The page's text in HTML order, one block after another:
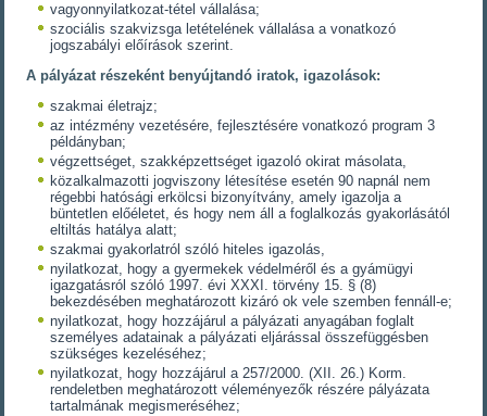
vagyonnyilatkozat-tétel vállalása;
szociális szakvizsga letételének vállalása a vonatkozó
jogszabályi előírások szerint.
A pályázat részeként benyújtandó iratok, igazolások:
szakmai életrajz;
az intézmény vezetésére, fejlesztésére vonatkozó program 3
példányban;
végzettséget, szakképzettséget igazoló okirat másolata,
közalkalmazotti jogviszony létesítése esetén 90 napnál nem
régebbi hatósági erkölcsi bizonyítvány, amely igazolja a
büntetlen előéletet, és hogy nem áll a foglalkozás gyakorlásától
eltiltás hatálya alatt;
szakmai gyakorlatról szóló hiteles igazolás,
nyilatkozat, hogy a gyermekek védelméről és a gyámügyi
igazgatásról szóló 1997. évi XXXI. törvény 15. § (8)
bekezdésében meghatározott kizáró ok vele szemben fennáll-e;
nyilatkozat, hogy hozzájárul a pályázati anyagában foglalt
személyes adatainak a pályázati eljárással összefüggésben
szükséges kezeléséhez;
nyilatkozat, hogy hozzájárul a 257/2000. (XII. 26.) Korm.
rendeletben meghatározott véleményezők részére pályázata
tartalmának megismeréséhez;